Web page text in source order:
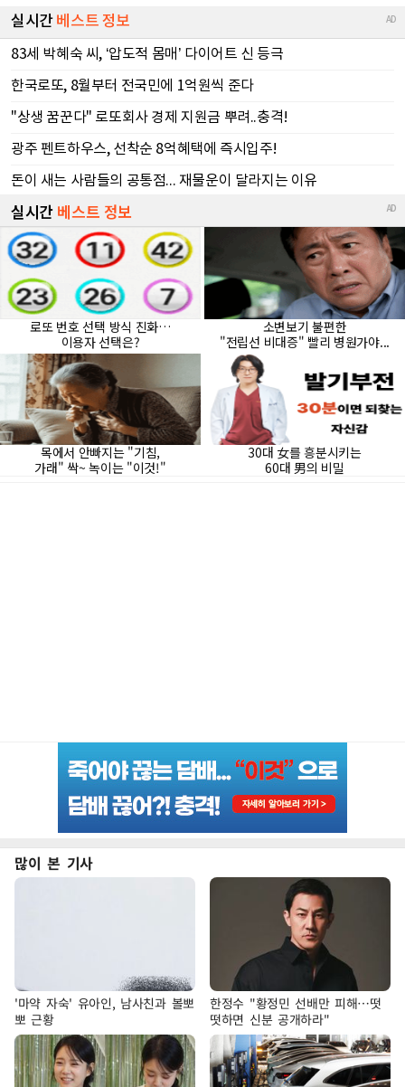
많이 본 기사
'마약 자숙' 유아인, 남사친과 볼뽀
뽀 근황
한정수 "황정민 선배만 피해…떳
떳하면 신분 공개하라"